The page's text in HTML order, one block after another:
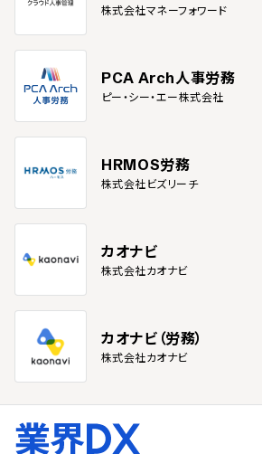
株式会社マネーフォワード
PCA Arch人事労務
ピー・シー・エー株式会社
HRMOS労務
株式会社ビズリーチ
カオナビ
株式会社カオナビ
カオナビ（労務）
株式会社カオナビ